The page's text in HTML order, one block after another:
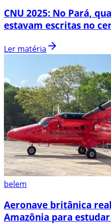
CNU 2025: No Pará,
estavam escritas no
Ler matéria
belem
Aeronave britânica
Amazônia para